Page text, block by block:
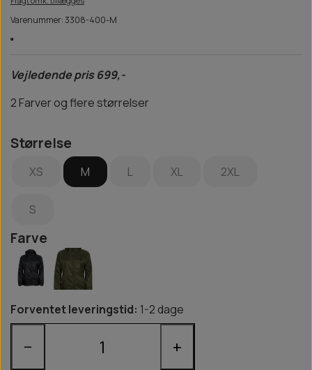
Varenummer: 3308-400-M
Vejledende pris 699,-
2 Farver og flere størrelser
Størrelse
XS M L XL 2XL
S
Farve
Forventet leveringstid: 1-2 dage
− +